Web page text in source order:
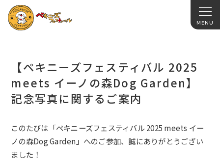
【ペキニーズフェスティバル 2025
meets イーノの森Dog Garden】
記念写真に関するご案内
このたびは「ペキニーズフェスティバル 2025 meets イー
ノの森Dog Garden 」 へのご参加、誠にありがとうござい
ました！